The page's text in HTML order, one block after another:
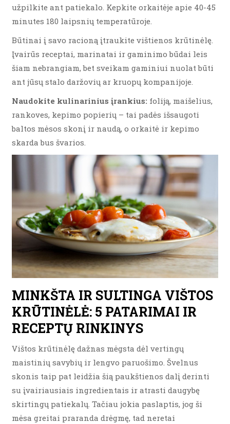
užpilkite ant patiekalo. Kepkite orkaitėje apie 40-45
minutes 180 laipsnių temperatūroje.
Būtinai į savo racioną įtraukite vištienos krūtinėlę.
Įvairūs receptai, marinatai ir gaminimo būdai leis
šiam nebrangiam, bet sveikam gaminiui nuolat būti
ant jūsų stalo daržovių ar kruopų kompanijoje.
Naudokite kulinarinius įrankius: foliją, maišelius,
rankoves, kepimo popierių – tai padės išsaugoti
baltos mėsos skonį ir naudą, o orkaitė ir kepimo
skarda bus švarios.
MINKŠTA IR SULTINGA VIŠTOS
KRŪTINĖLĖ: 5 PATARIMAI IR
RECEPTŲ RINKINYS
Vištos krūtinėlę dažnas mėgsta dėl vertingų
maistinių savybių ir lengvo paruošimo. Švelnus
skonis taip pat leidžia šią paukštienos dalį derinti
su įvairiausiais ingredientais ir atrasti daugybę
skirtingų patiekalų. Tačiau jokia paslaptis, jog ši
mėsa greitai praranda drėgmę, tad neretai